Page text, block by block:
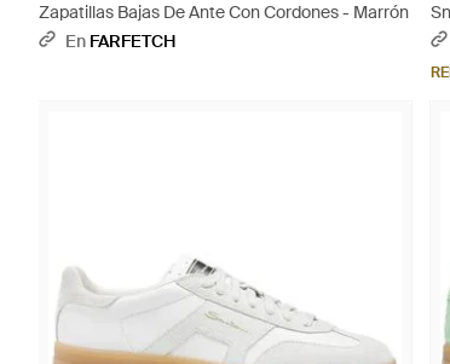
Zapatillas Bajas De Ante Con Cordones - Marrón
En FARFETCH